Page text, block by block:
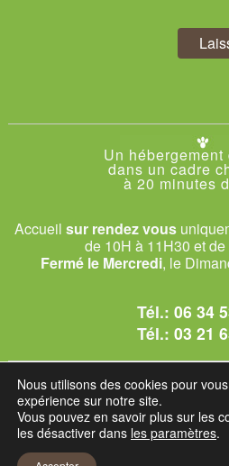
Un
dans un cadre
à 20 minutes
Accueilsur rendez vous
de 10H à 11H30 et
Fermé le Mercredi, le
Tél.:06 34
Tél.:03 21
© 2026 Le Club
1228 rue bataille - 62840
Mentions légales
Nous utilisons des cookies pour
expérience sur notre site.
Vous pouvez en savoir plus sur les
les désactiver dans les paramètres.